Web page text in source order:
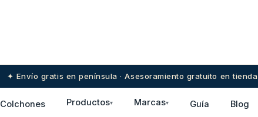
✦ Envío gratis en península · Asesoramiento gratuito en tienda
Colchones Productos▾ Marcas▾ Guía Blog